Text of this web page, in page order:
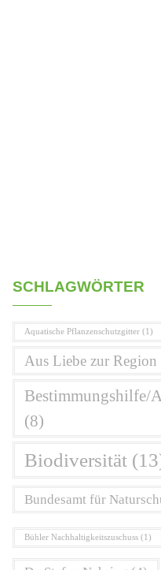
SCHLAGWÖRTER
Aquatische Pflanzenschutzgitter (1)
Aus Liebe zur Region
Bestimmungshilfe/
(8)
Biodiversität
Bundesamt für
Bühler Nachhaltigkeitszuschuss (1)